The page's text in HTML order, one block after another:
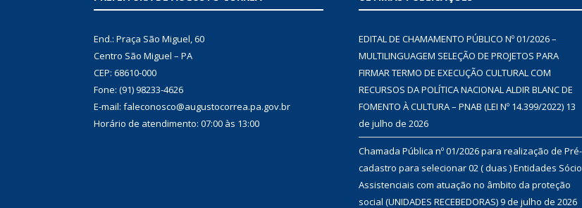
End.: Praça São Miguel, 60
Centro São Miguel – PA
CEP: 68610-000
Fone: (91) 98233-4626
E-mail: faleconosco@augustocorrea.pa.gov.br
Horário de atendimento: 07:00 às 13:00
EDITAL DE CHAMAMENTO PÚBLICO Nº 01/2026 –
MULTILINGUAGEM SELEÇÃO DE PROJETOS PARA
FIRMAR TERMO DE EXECUÇÃO CULTURAL COM
RECURSOS DA POLÍTICA NACIONAL ALDIR BLANC DE
FOMENTO À CULTURA – PNAB (LEI Nº 14.399/2022) 13
de julho de 2026
Chamada Pública nº 01/2026 para realização de Pré-
cadastro para selecionar 02 ( duas ) Entidades
Assistenciais com atuação no âmbito da proteção
social (UNIDADES RECEBEDORAS)9 de julho de 2026